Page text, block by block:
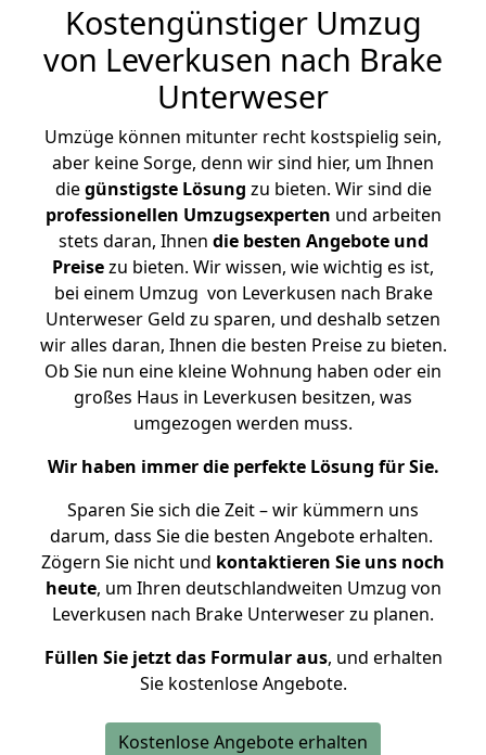
Kostengünstiger Umzug
von Leverkusen nach Brake
Unterweser
Umzüge können mitunter recht kostspielig sein,
aber keine Sorge, denn wir sind hier, um Ihnen
diegünstigste Lösung zu bieten. Wir sind die
professionellen Umzugsexperten und arbeiten
stets daran, Ihnen die besten Angebote und
Preisezu bieten. Wir wissen, wie wichtig es ist,
bei einem Umzug von Leverkusen nach Brake
Unterweser Geld zu sparen, und deshalb setzen
wir alles daran, Ihnen die besten Preise zu bieten.
Ob Sie nun eine kleine Wohnung haben oder ein
großes Haus in Leverkusen besitzen, was
umgezogen werden muss.
Wir haben immer die perfekte Lösung für Sie.
Sparen Sie sich die Zeit – wir kümmern uns
darum, dass Sie die besten Angebote erhalten.
Zögern Sie nicht und kontaktieren Sie uns noch
heute, um Ihren deutschlandweiten Umzug von
Leverkusen nach Brake Unterweser zu planen.
Füllen Sie jetzt das Formular aus, und erhalten
Sie kostenlose Angebote.
Kostenlose Angebote erhalten